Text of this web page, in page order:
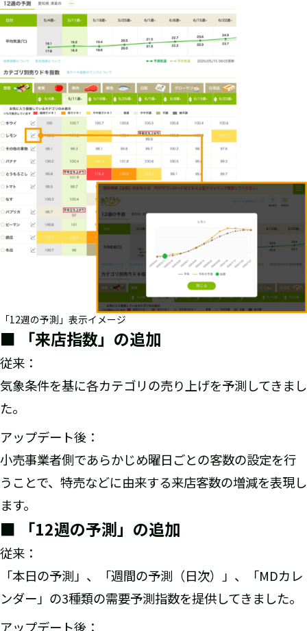
「12週の予測」表示イメージ
■ 「来店指数」の追加
従来：
気象条件を基に各カテゴリの売り上げを予測してきまし
た。
アップデート後：
小売事業者側であらかじめ曜日ごとの客数の設定を行
うことで、特売などに由来する来店客数の増減を表現し
ます。
■ 「12週の予測」の追加
従来：
「本日の予測」、「週間の予測（日次）」、「MDカレ
ンダー」の3種類の需要予測指数を提供してきました。
アップデート後：